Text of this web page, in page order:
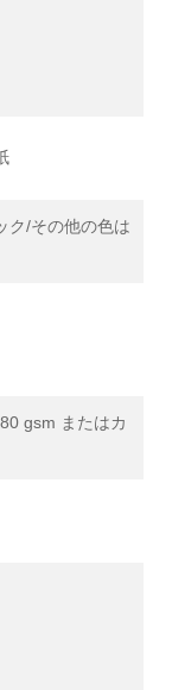
ク/その他の色は
gsm またはカ